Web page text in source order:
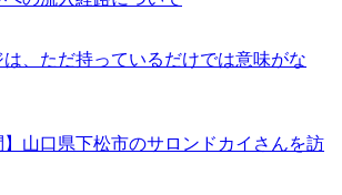
、ただ持っているだけでは意味がな
】山口県下松市のサロンドカイさんを訪